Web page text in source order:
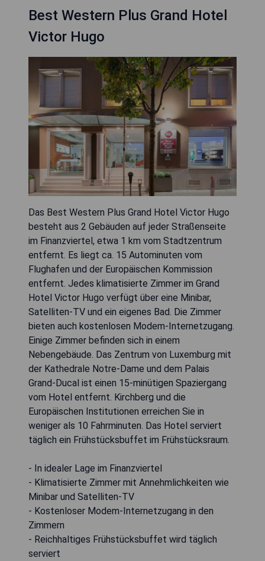
Best Western Plus Grand Hotel
Victor Hugo
Das Best Western Plus Grand Hotel Victor Hugo
besteht aus 2 Gebäuden auf jeder Straßenseite
im Finanzviertel, etwa 1 km vom Stadtzentrum
entfernt. Es liegt ca. 15 Autominuten vom
Flughafen und der Europäischen Kommission
entfernt. Jedes klimatisierte Zimmer im Grand
Hotel Victor Hugo verfügt über eine Minibar,
Satelliten-TV und ein eigenes Bad. Die Zimmer
bieten auch kostenlosen Modem-Internetzugang.
Einige Zimmer befinden sich in einem
Nebengebäude. Das Zentrum von Luxemburg mit
der Kathedrale Notre-Dame und dem Palais
Grand-Ducal ist einen 15-minütigen Spaziergang
vom Hotel entfernt. Kirchberg und die
Europäischen Institutionen erreichen Sie in
weniger als 10 Fahrminuten. Das Hotel serviert
täglich ein Frühstücksbuffet im Frühstücksraum.
- In idealer Lage im Finanzviertel
- Klimatisierte Zimmer mit Annehmlichkeiten wie
Minibar und Satelliten-TV
- Kostenloser Modem-Internetzugang in den
Zimmern
- Reichhaltiges Frühstücksbuffet wird täglich
serviert